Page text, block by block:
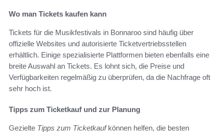
Wo man Tickets kaufen kann
Tickets für die Musikfestivals in Bonnaroo sind häufig über
offizielle Websites und autorisierte Ticketvertriebsstellen
erhältlich. Einige spezialisierte Plattformen bieten ebenfalls eine
breite Auswahl an Tickets. Es lohnt sich, die Preise und
Verfügbarkeiten regelmäßig zu überprüfen, da die Nachfrage oft
sehr hoch ist.
Tipps zum Ticketkauf und zur Planung
Gezielte Tipps zum Ticketkaufkönnen helfen, die besten